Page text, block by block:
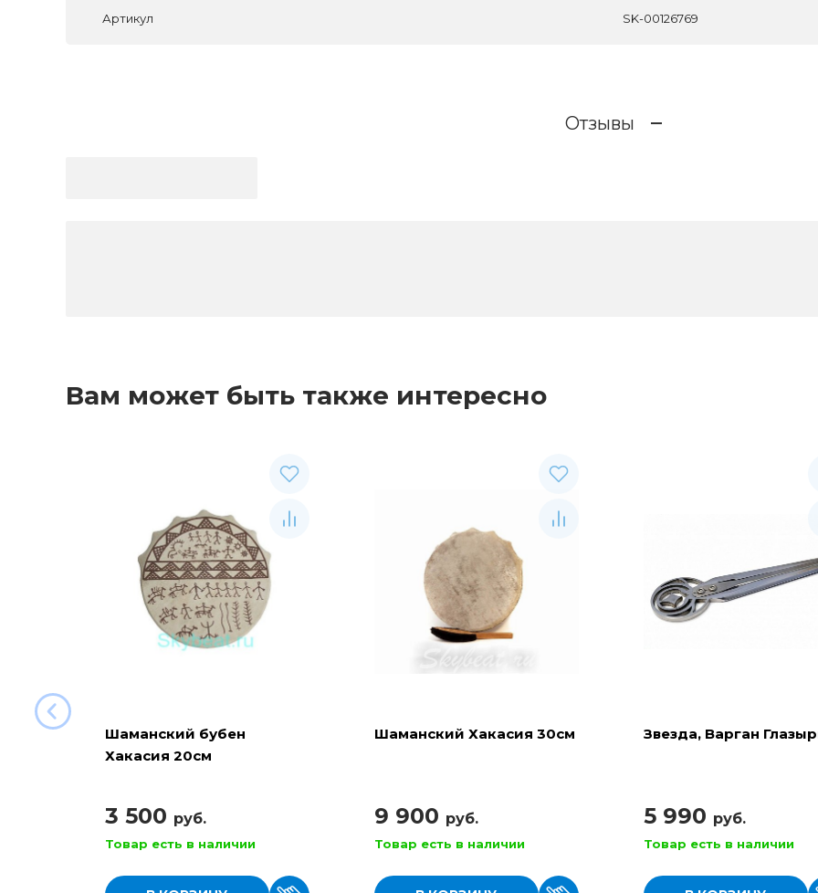
Артикул SK-00126769
Отзывы
Вам может быть также интересно
Шаманский бубен
Хакасия 20см
3 500 руб.
Товар есть в наличии
Шаманский Хакасия 30см
9 900 руб.
Товар есть в наличии
Звезда, Варган
5 990 руб.
Товар есть в наличии